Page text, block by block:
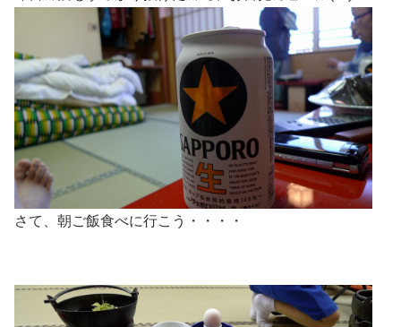
さて、朝ご飯食べに行こう・・・・